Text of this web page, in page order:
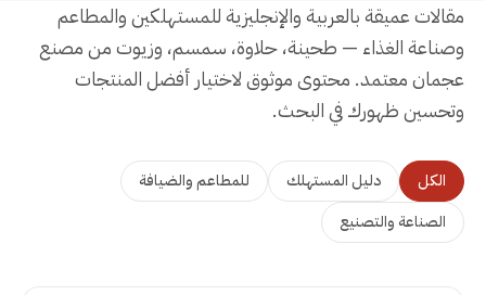
مقالات عميقة بالعربية والإنجليزية للمستهلكين والمطاعم
وصناعة الغذاء — طحينة، حلاوة، سمسم، وزيوت من مصنع
عجمان معتمد. محتوى موثوق لاختيار أفضل المنتجات
وتحسين ظهورك في البحث.
الكل دليل المستهلك
للمطاعم والضيافة
الصناعة والتصنيع